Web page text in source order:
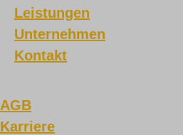
Leistungen
Unternehmen
Kontakt
AGB
Karriere